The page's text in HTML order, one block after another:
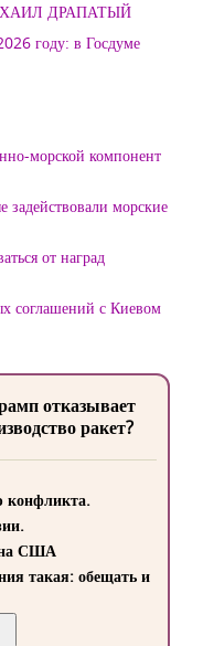
ДРАПАТЫЙ
году: в Госдуме
морской компонент
морские
от наград
соглашений с Киевом
отказывает
ракет?
конфликта.
на США
такая: обещать и